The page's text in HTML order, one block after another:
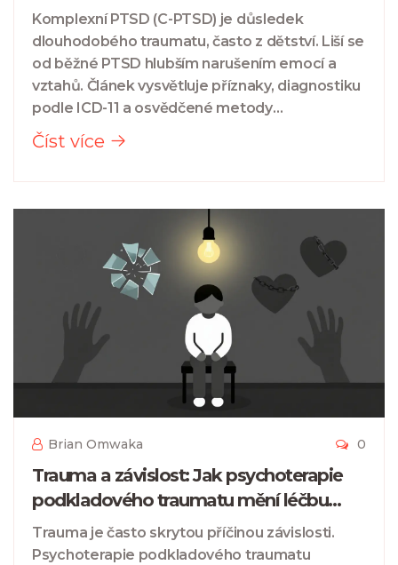
psychoterapie
Komplexní PTSD (C-PTSD) je důsledek
dlouhodobého traumatu, často z dětství. Liší se
od běžné PTSD hlubším narušením emocí a
vztahů. Článek vysvětluje příznaky, diagnostiku
podle ICD-11 a osvědčené metody
psychoterapie.
Číst více
Brian Omwaka 0
Trauma a závislost: Jak psychoterapie
podkladového traumatu mění léčbu
závislostí
Trauma je často skrytou příčinou závislosti.
Psychoterapie podkladového traumatu